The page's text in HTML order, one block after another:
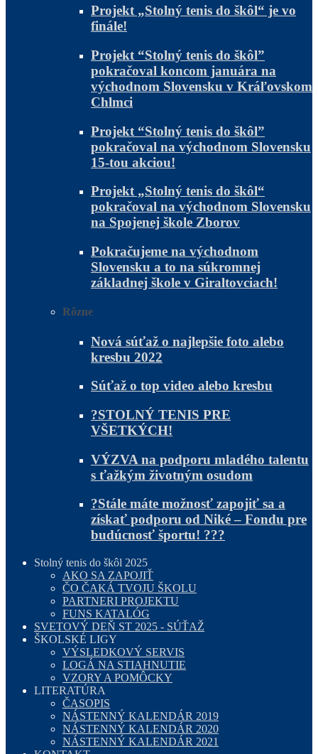
Projekt „Stolný tenis do škôl“ je vo
finále!
Projekt “Stolný tenis do škôl”
pokračoval koncom januára na
východnom Slovensku v Kráľovskom
Chlmci
Projekt “Stolný tenis do škôl”
pokračoval na východnom Slovensku
15-tou akciou!
Projekt „Stolný tenis do škôl“
pokračoval na východnom Slovensku
na Spojenej škole Zborov
Pokračujeme na východnom
Slovensku a to na súkromnej
základnej škole v Giraltovciach!
Rôzne
Nová súťaž o najlepšie foto alebo
kresbu 2022
Súťaž o top video alebo kresbu
?STOLNÝ TENIS PRE
VŠETKÝCH!
VÝZVA na podporu mladého talentu
s ťažkým životným osudom
?Stále máte možnosť zapojiť sa a
získať podporu od Niké – Fondu pre
budúcnosť športu! ???
Stolný tenis do škôl 2025
AKO SA ZAPOJIŤ
ČO ČAKÁ TVOJU ŠKOLU
PARTNERI PROJEKTU
FUNS KATALÓG
SVETOVÝ DEŇ ST 2025 - SÚŤAŽ
ŠKOLSKÉ LIGY
VÝSLEDKOVÝ SERVIS
LOGÁ NA STIAHNUTIE
VZORY A POMÔCKY
LITERATÚRA
ČASOPIS
NÁSTENNÝ KALENDÁR 2019
NÁSTENNÝ KALENDÁR 2020
NÁSTENNÝ KALENDÁR 2021